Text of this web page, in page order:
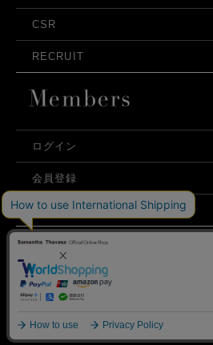
CSR
RECRUIT
ログイン
会員登録
利用規約
お問い合わせ
プライバシーポリシー
©Samantha Thavasa Japan Limited
弊社はCookieを利用し、Webの利便性
ております。「承諾する」をクリック
くと、お客様に最適な内容を提供する
ご覧ください。